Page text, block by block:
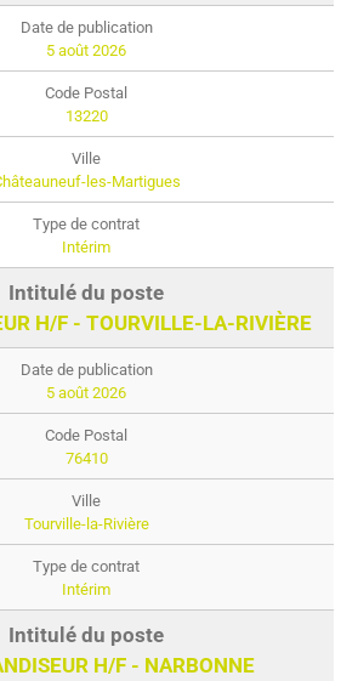
5 août 2026
13220
les-Martigues
Intérim
H/F - TOURVILLE-LA-RIVIÈRE
5 août 2026
76410
Tourville-la-Rivière
Intérim
H/F - NARBONNE